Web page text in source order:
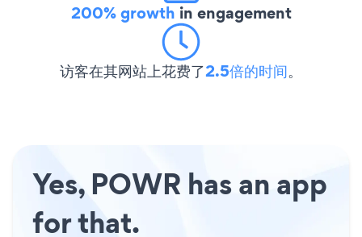
200% growth in engagement
访客在其网站上花费了2.5倍的时间。
Yes, POWR has an app
for that.